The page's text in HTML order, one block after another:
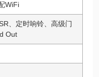
WiFi
、定时响铃、高级门
Out